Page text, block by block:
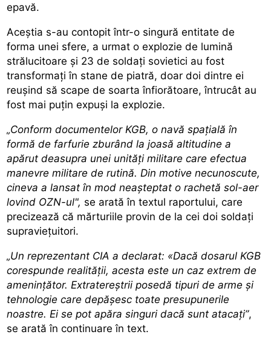
epavă.
Aceștia s-au contopit într-o singură entitate de
forma unei sfere, a urmat o explozie de lumină
strălucitoare și 23 de soldați sovietici au fost
transformați în stane de piatră, doar doi dintre ei
reușind să scape de soarta înfiorătoare, întrucât au
fost mai puțin expuși la explozie.
„Conform documentelor KGB, o navă spațială în
formă de farfurie zburând la joasă altitudine a
apărut deasupra unei unități militare care efectua
manevre militare de rutină. Din motive necunoscute,
cineva a lansat în mod neașteptat o rachetă sol-aer
lovind OZN-ul", se arată în textul raportului, care
precizează că mărturiile provin de la cei doi soldați
supraviețuitori.
„Un reprezentant CIA a declarat: «Dacă dosarul KGB
corespunde realității, acesta este un caz extrem de
amenințător. Extratereștrii posedă tipuri de arme și
tehnologie care depășesc toate presupunerile
noastre. Ei se pot apăra singuri dacă sunt atacați”,
se arată în continuare în text.